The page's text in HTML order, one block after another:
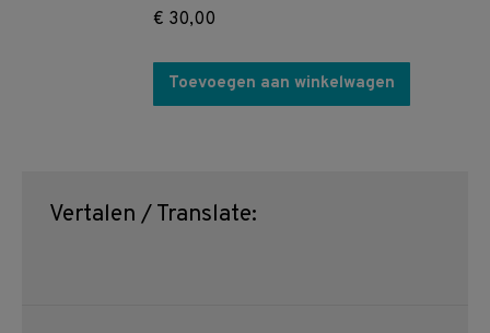
€ 30,00
Toevoegen aan winkelwagen
Vertalen / Translate: